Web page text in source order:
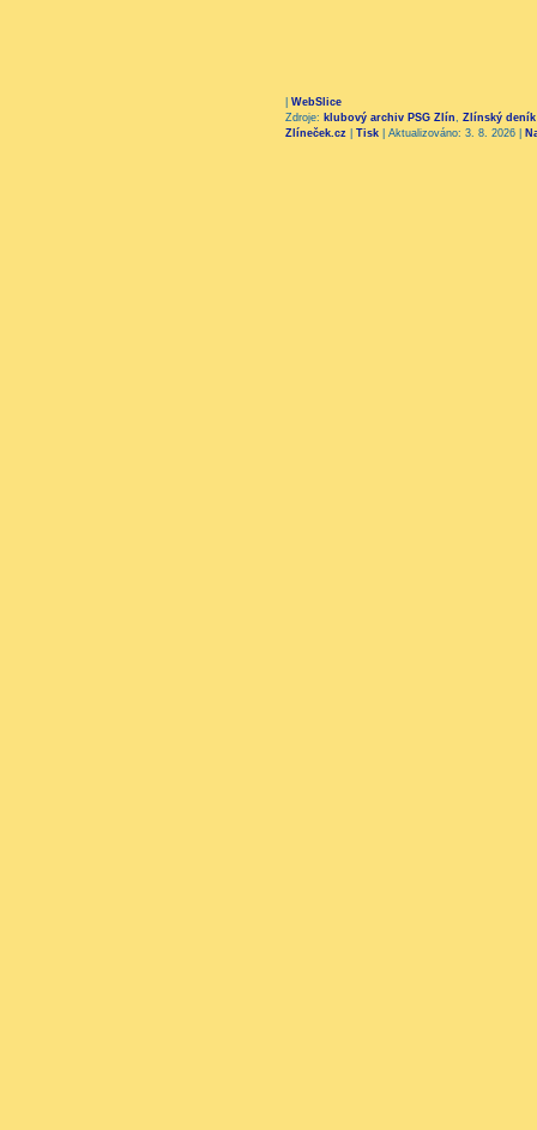
WebSlice
Zdroje: klubový archiv PSG Zlín, Zlínský deník
Zlíneček.cz
Tisk Aktualizováno: 3. 8. 2026